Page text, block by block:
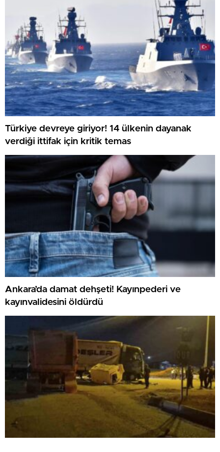
Türkiye devreye giriyor! 14 ülkenin dayanak
verdiği ittifak için kritik temas
Ankara’da damat dehşeti! Kayınpederi ve
kayınvalidesini öldürdü